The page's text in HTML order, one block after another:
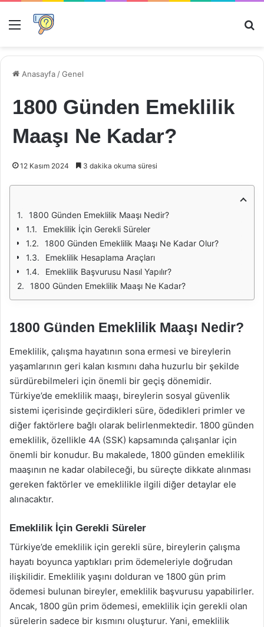
Menü
Anasayfa /Genel
1800 Günden Emeklilik
Maaşı Ne Kadar?
12 Kasım 2024 3 dakika okuma süresi
1800 Günden Emeklilik Maaşı Nedir?
Emeklilik İçin Gerekli Süreler
1800 Günden Emeklilik Maaşı Ne Kadar Olur?
Emeklilik Hesaplama Araçları
Emeklilik Başvurusu Nasıl Yapılır?
1800 Günden Emeklilik Maaşı Ne Kadar?
1800 Günden Emeklilik Maaşı Nedir?
Emeklilik, çalışma hayatının sona ermesi ve bireylerin
yaşamlarının geri kalan kısmını daha huzurlu bir şekilde
sürdürebilmeleri için önemli bir geçiş dönemidir.
Türkiye’de emeklilik maaşı, bireylerin sosyal güvenlik
sistemi içerisinde geçirdikleri süre, ödedikleri primler ve
diğer faktörlere bağlı olarak belirlenmektedir. 1800 günden
emeklilik, özellikle 4A (SSK) kapsamında çalışanlar için
önemli bir konudur. Bu makalede, 1800 günden emeklilik
maaşının ne kadar olabileceği, bu süreçte dikkate alınması
gereken faktörler ve emeklilikle ilgili diğer detaylar ele
alınacaktır.
Emeklilik İçin Gerekli Süreler
Türkiye’de emeklilik için gerekli süre, bireylerin çalışma
hayatı boyunca yaptıkları prim ödemeleriyle doğrudan
ilişkilidir. Emeklilik yaşını dolduran ve 1800 gün prim
ödemesi bulunan bireyler, emeklilik başvurusu yapabilirler.
Ancak, 1800 gün prim ödemesi, emeklilik için gerekli olan
sürelerin sadece bir kısmını oluşturur. Yani, emeklilik